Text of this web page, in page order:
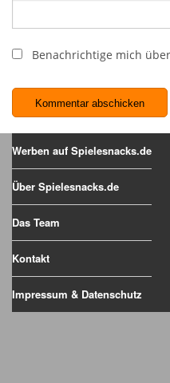
Benachrichtige mich
Werben auf Spielesnacks.de
Über Spielesnacks.de
Das Team
Kontakt
Impressum & Datenschutz